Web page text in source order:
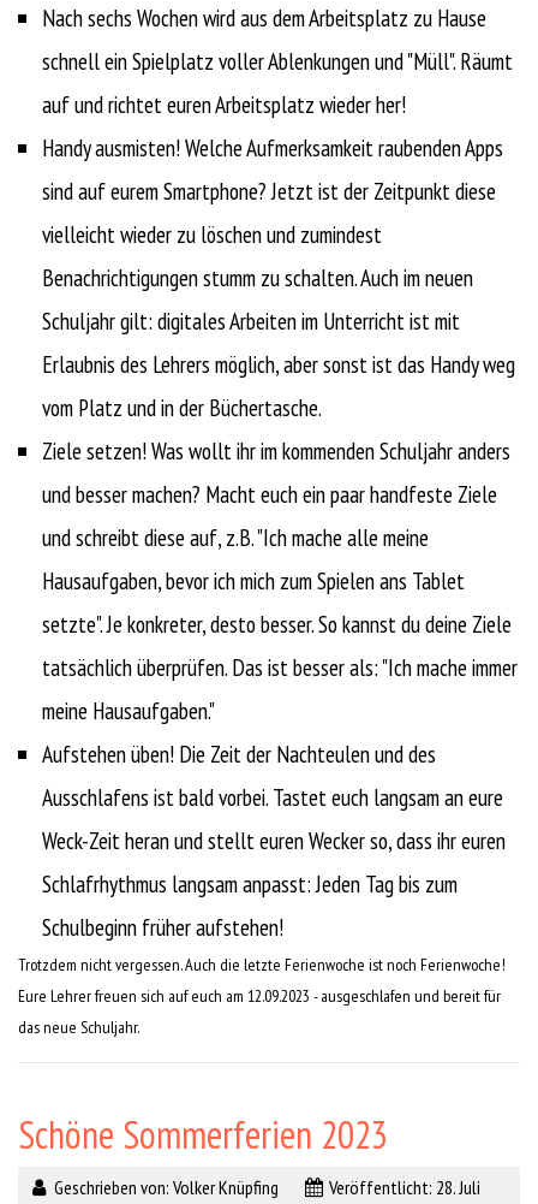
Nach sechs Wochen wird aus dem Arbeitsplatz zu Hause
schnell ein Spielplatz voller Ablenkungen und "Müll". Räumt
auf und richtet euren Arbeitsplatz wieder her!
Handy ausmisten! Welche Aufmerksamkeit raubenden Apps
sind auf eurem Smartphone? Jetzt ist der Zeitpunkt diese
vielleicht wieder zu löschen und zumindest
Benachrichtigungen stumm zu schalten. Auch im neuen
Schuljahr gilt: digitales Arbeiten im Unterricht ist mit
Erlaubnis des Lehrers möglich, aber sonst ist das Handy weg
vom Platz und in der Büchertasche.
Ziele setzen! Was wollt ihr im kommenden Schuljahr anders
und besser machen? Macht euch ein paar handfeste Ziele
und schreibt diese auf, z.B. "Ich mache alle meine
Hausaufgaben, bevor ich mich zum Spielen ans Tablet
setzte". Je konkreter, desto besser. So kannst du deine Ziele
tatsächlich überprüfen. Das ist besser als: "Ich mache immer
meine Hausaufgaben."
Aufstehen üben! Die Zeit der Nachteulen und des
Ausschlafens ist bald vorbei. Tastet euch langsam an eure
Weck-Zeit heran und stellt euren Wecker so, dass ihr euren
Schlafrhythmus langsam anpasst: Jeden Tag bis zum
Schulbeginn früher aufstehen!
Trotzdem nicht vergessen. Auch die letzte Ferienwoche ist noch Ferienwoche!
Eure Lehrer freuen sich auf euch am 12.09.2023 - ausgeschlafen und bereit für
das neue Schuljahr.
Schöne Sommerferien 2023
Geschrieben von: Volker Knüpfing Veröffentlicht: 28. Juli